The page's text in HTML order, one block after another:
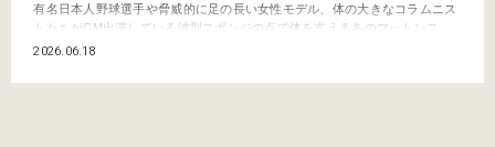
有名日本人野球選手や脅威的に足の長い女性モデル、体の大きなコラムニス
トたちがCM出演している波型スポンジの点で体を支えるあのマットレス
だ。約15年前に初めて使ったのだが、“しっかり眠れる寝心地”にすっかりフ
話を始めたのには理由がある。順を追って説明させていただく…
2026.06.18